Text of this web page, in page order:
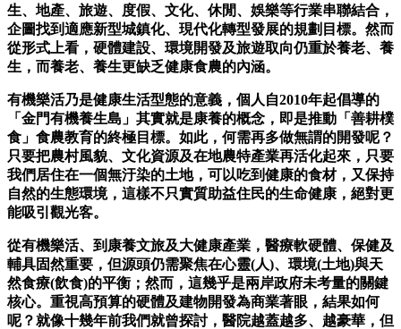
生、地產、旅遊、度假、文化、休閒、娛樂等行業串聯結合，
企圖找到適應新型城鎮化、現代化轉型發展的規劃目標。然而
從形式上看，硬體建設、環境開發及旅遊取向仍重於養老、養
生，而養老、養生更缺乏健康食農的內涵。
有機樂活乃是健康生活型態的意義，個人自2010年起倡導的
「金門有機養生島」其實就是康養的概念，即是推動「善耕樸
食」食農教育的終極目標。如此，何需再多做無謂的開發呢？
只要把農村風貌、文化資源及在地農特產業再活化起來，只要
我們居住在一個無汙染的土地，可以吃到健康的食材，又保持
自然的生態環境，這樣不只實質助益住民的生命健康，絕對更
能吸引觀光客。
從有機樂活、到康養文旅及大健康產業，醫療軟硬體、保健及
輔具固然重要，但源頭仍需聚焦在心靈(人)、環境(土地)與天
然食療(飲食)的平衡；然而，這幾乎是兩岸政府未考量的關鍵
核心。重視高預算的硬體及建物開發為商業著眼，結果如何
呢？就像十幾年前我們就曾探討，醫院越蓋越多、越豪華，但